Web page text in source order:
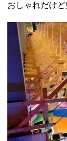
おしゃれだけど